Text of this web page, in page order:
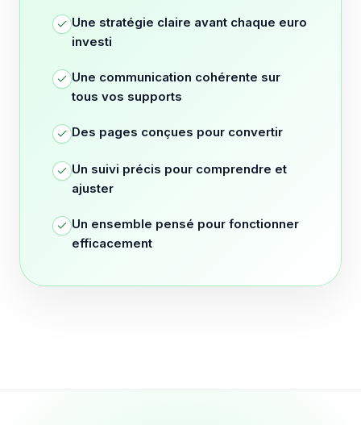
Une stratégie claire avant chaque euro
investi
Une communication cohérente sur
tous vos supports
Des pages conçues pour convertir
Un suivi précis pour comprendre et
ajuster
Un ensemble pensé pour fonctionner
efficacement